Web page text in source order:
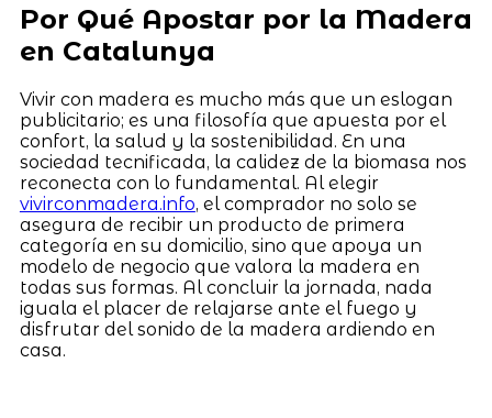
Por Qué Apostar por la Madera
en Catalunya
Vivir con madera es mucho más que un eslogan
publicitario; es una filosofía que apuesta por el
confort, la salud y la sostenibilidad. En una
sociedad tecnificada, la calidez de la biomasa nos
reconecta con lo fundamental. Al elegir
vivirconmadera.info, el comprador no solo se
asegura de recibir un producto de primera
categoría en su domicilio, sino que apoya un
modelo de negocio que valora la madera en
todas sus formas. Al concluir la jornada, nada
iguala el placer de relajarse ante el fuego y
disfrutar del sonido de la madera ardiendo en
casa.